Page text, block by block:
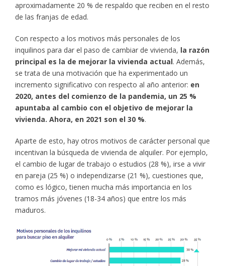
aproximadamente 20 % de respaldo que reciben en el resto
de las franjas de edad.
Con respecto a los motivos más personales de los
inquilinos para dar el paso de cambiar de vivienda, la razón
principal es la de mejorar la vivienda actual. Además,
se trata de una motivación que ha experimentado un
incremento significativo con respecto al año anterior: en
2020, antes del comienzo de la pandemia, un 25 %
apuntaba al cambio con el objetivo de mejorar la
vivienda. Ahora, en 2021 son el 30 %.
Aparte de esto, hay otros motivos de carácter personal que
incentivan la búsqueda de vivienda de alquiler. Por ejemplo,
el cambio de lugar de trabajo o estudios (28 %), irse a vivir
en pareja (25 %) o independizarse (21 %), cuestiones que,
como es lógico, tienen mucha más importancia en los
tramos más jóvenes (18-34 años) que entre los más
maduros.